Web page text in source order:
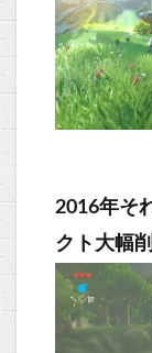
2016年そ
クト大幅